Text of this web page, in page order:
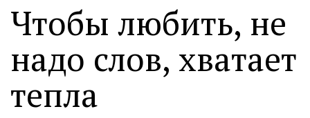
Чтобы любить, не
надо слов, хватает
тепла